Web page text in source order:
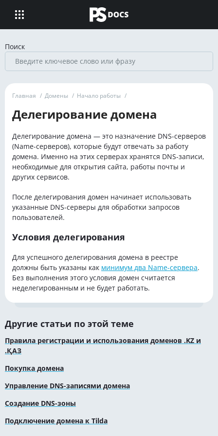
Поиск
Главная / Домены / Начало работы /
Делегирование домена
Делегирование домена — это назначение DNS-серверов
(Name-серверов), которые будут отвечать за работу
домена. Именно на этих серверах хранятся DNS-записи,
необходимые для открытия сайта, работы почты и
других сервисов.
После делегирования домен начинает использовать
указанные DNS-серверы для обработки запросов
пользователей.
Условия делегирования
Для успешного делегирования домена в реестре
должны быть указаны как минимум два Name-сервера.
Без выполнения этого условия домен считается
неделегированным и не будет работать.
Другие статьи по этой теме
Правила регистрации и использования доменов .KZ и
.ҚАЗ
Покупка домена
Управление DNS-записями домена
Создание DNS-зоны
Подключение домена к Tilda